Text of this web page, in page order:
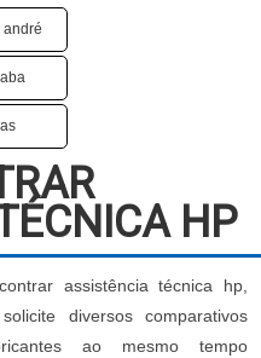
andré
HP
assistência técnica hp,
diversos comparativos
ao mesmo tempo